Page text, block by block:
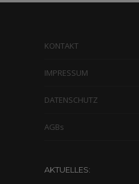
KONTAKT
IMPRESSUM
DATENSCHUTZ
AGBs
AKTUELLES: